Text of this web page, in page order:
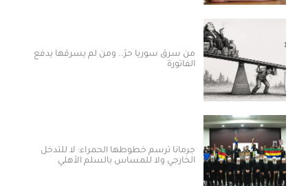
من سرق سوريا حرّ.. ومن لم يسرقها يدفع
الفاتورة
جرمانا ترسم خطوطها الحمراء: لا للتدخل
الخارجي ولا للمساس بالسلم الأهلي